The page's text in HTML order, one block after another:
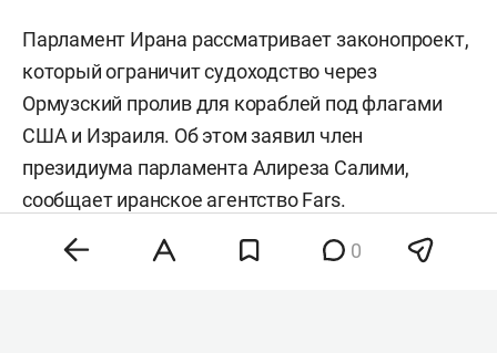
Парламент Ирана рассматривает законопроект,
который ограничит судоходство через
Ормузский пролив для кораблей под флагами
США и Израиля. Об этом заявил член
президиума парламента Алиреза Салими,
сообщает иранское агентствоFars.
0